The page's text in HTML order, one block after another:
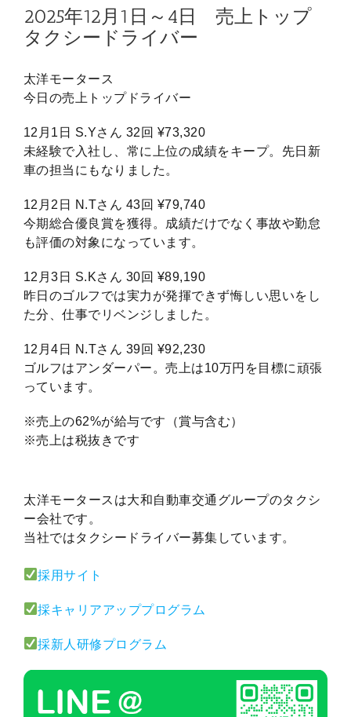
2025年12月1日～4日 売上トップ
タクシードライバー
太洋モータース
今日の売上トップドライバー
12月1日 S.Yさん 32回 ¥73,320
未経験で入社し、常に上位の成績をキープ。先日新
車の担当にもなりました。
12月2日 N.Tさん 43回 ¥79,740
今期総合優良賞を獲得。成績だけでなく事故や勤怠
も評価の対象になっています。
12月3日 S.Kさん 30回 ¥89,190
昨日のゴルフでは実力が発揮できず悔しい思いをし
た分、仕事でリベンジしました。
12月4日 N.Tさん 39回 ¥92,230
ゴルフはアンダーパー。売上は10万円を目標に頑張
っています。
※売上の62%が給与です（賞与含む）
※売上は税抜きです
太洋モータースは大和自動車交通グループのタクシ
ー会社です。
当社ではタクシードライバー募集しています。
採用サイト
採キャリアアッププログラム
採新人研修プログラム